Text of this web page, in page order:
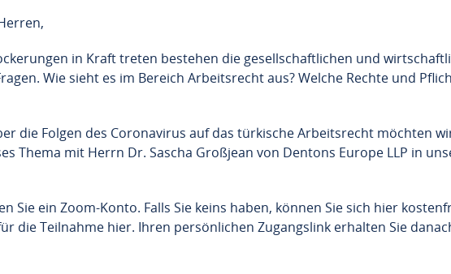
in Kraft treten bestehen die gesellschaftlichen und
Wie sieht es im Bereich Arbeitsrecht aus? Welche Rechte und
die Folgen des Coronavirus auf das türkische Arbeitsrecht möchten
Thema mit Herrn Dr. Sascha Großjean von Dentons Europe LLP in
Sie ein Zoom-Konto. Falls Sie keins haben, können Sie sich hier
die Teilnahme hier. Ihren persönlichen Zugangslink erhalten Sie